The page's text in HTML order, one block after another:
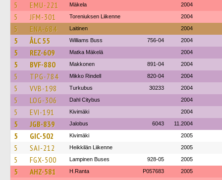
5 EMU-221 Mäkela 2004
5 JFM-301 Toreniuksen Liikenne 2004
5 ENA-684 Laitinen 2004
5 ÅLC 55 Williams Buss 756-04 2004
5 REZ-609 Matka Mäkelä 2004
5 BVF-880 Makkonen 891-04 2004
5 TPG-784 Mikko Rindell 820-04 2004
5 VVB-198 Turkubus 30233 2004
5 LOG-306 Dahl Citybus 2004
5 EVI-191 Kivimäki 2004
5 JGB-839 Jalobus 6043 11.2004
5 GIC-502 Kivimäki 2005
5 SAI-212 Heikkilän Liikenne 2005
5 FGX-500 Lampinen Buses 928-05 2005
5 AHZ-581 H.Ranta P057683 2005